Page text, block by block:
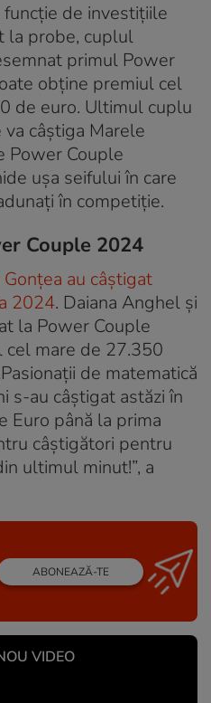
de investițiile
la probe, cuplul
primul Power
obține premiul cel
de euro. Ultimul cuplu
va câștiga Marele
Power Couple
ușa seifului în care
în competiție.
Couple 2024
au câștigat
2024. Daiana Anghel și
la Power Couple
cel mare de 27.350
de matematică
s-au câștigat astăzi în
Euro până la prima
câștigători pentru
ultimul minut!”, a
ABONEAZĂ-TE
VIDEO